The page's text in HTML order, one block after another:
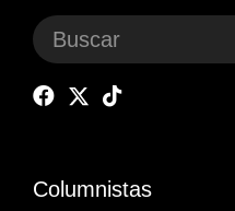
Columnistas